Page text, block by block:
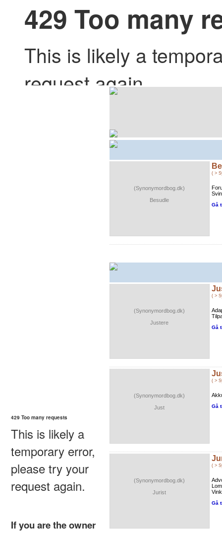
(Synonymordbog.dk)
Besudle
( >
Gå
(Synonymordbog.dk)
Justere
( >
Gå
(Synonymordbog.dk)
Just
( >
Gå
(Synonymordbog.dk)
Jurist
( >
Gå